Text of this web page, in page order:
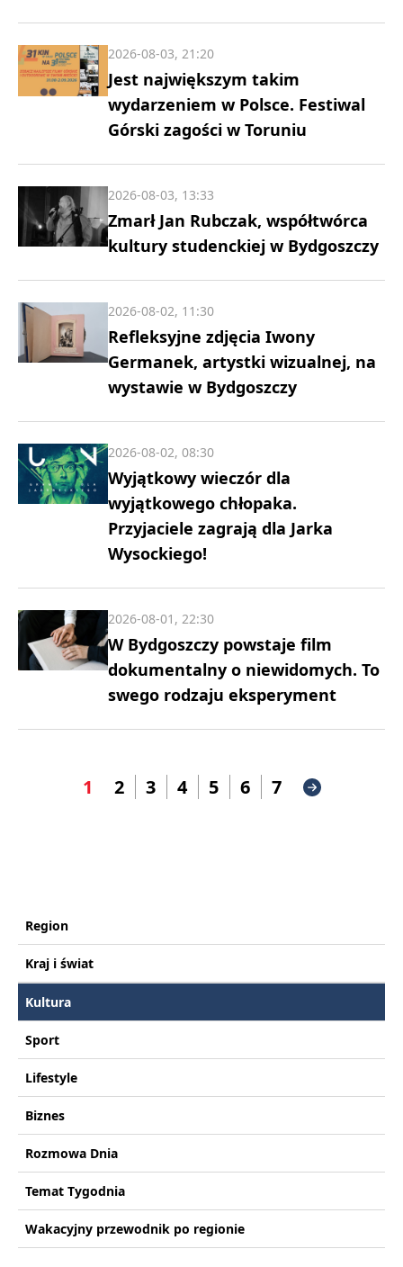
Jest największym takim
wydarzeniem w Polsce. Festiwal
Górski zagości w Toruniu
2026-08-03, 21:20
Zmarł Jan Rubczak, współtwórca
kultury studenckiej w Bydgoszczy
2026-08-03, 13:33
Refleksyjne zdjęcia Iwony
Germanek, artystki wizualnej, na
wystawie w Bydgoszczy
2026-08-02, 11:30
Wyjątkowy wieczór dla
wyjątkowego chłopaka.
Przyjaciele zagrają dla Jarka
Wysockiego!
2026-08-02, 08:30
W Bydgoszczy powstaje film
dokumentalny o niewidomych. To
swego rodzaju eksperyment
2026-08-01, 22:30
1 2 3 4 5 6 7
Region
Kraj i świat
Kultura
Sport
Lifestyle
Biznes
Rozmowa Dnia
Temat Tygodnia
Wakacyjny przewodnik po regionie